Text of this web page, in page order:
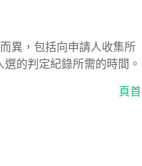
異，包括向申請人收集所
的判定紀錄所需的時間。
頁首